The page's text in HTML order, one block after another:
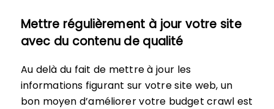
Mettre régulièrement à jour votre site
avec du contenu de qualité
Au delà du fait de mettre à jour les
informations figurant sur votre site web, un
bon moyen d’améliorer votre budget crawl est